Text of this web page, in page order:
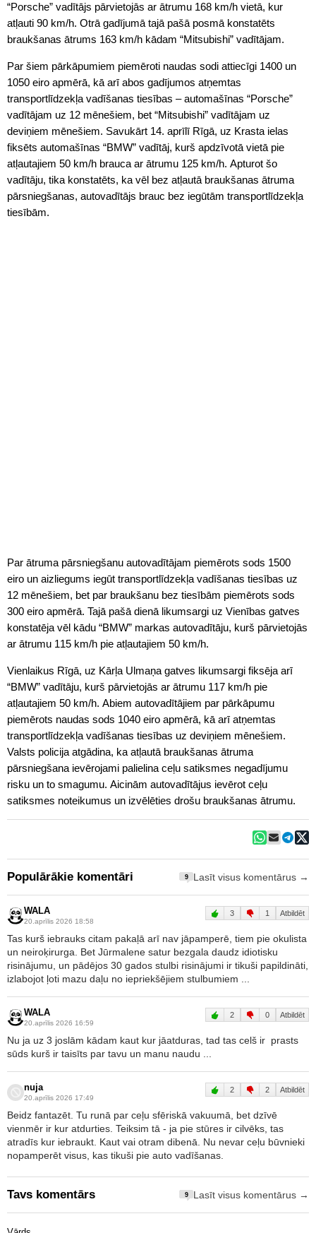
“Porsche” vadītājs pārvietojās ar ātrumu 168 km/h vietā, kur
atļauti 90 km/h. Otrā gadījumā tajā pašā posmā konstatēts
braukšanas ātrums 163 km/h kādam “Mitsubishi” vadītājam.
Par šiem pārkāpumiem piemēroti naudas sodi attiecīgi 1400 un
1050 eiro apmērā, kā arī abos gadījumos atņemtas
transportlīdzekļa vadīšanas tiesības – automašīnas “Porsche”
vadītājam uz 12 mēnešiem, bet “Mitsubishi” vadītājam uz
deviņiem mēnešiem. Savukārt 14. aprīlī Rīgā, uz Krasta ielas
fiksēts automašīnas “BMW” vadītāj, kurš apdzīvotā vietā pie
atļautajiem 50 km/h brauca ar ātrumu 125 km/h. Apturot šo
vadītāju, tika konstatēts, ka vēl bez atļautā braukšanas ātruma
pārsniegšanas, autovadītājs brauc bez iegūtām transportlīdzekļa
tiesībām.
Par ātruma pārsniegšanu autovadītājam piemērots sods 1500
eiro un aizliegums iegūt transportlīdzekļa vadīšanas tiesības uz
12 mēnešiem, bet par braukšanu bez tiesībām piemērots sods
300 eiro apmērā. Tajā pašā dienā likumsargi uz Vienības gatves
konstatēja vēl kādu “BMW” markas autovadītāju, kurš pārvietojās
ar ātrumu 115 km/h pie atļautajiem 50 km/h.
Vienlaikus Rīgā, uz Kārļa Ulmaņa gatves likumsargi fiksēja arī
“BMW” vadītāju, kurš pārvietojās ar ātrumu 117 km/h pie
atļautajiem 50 km/h. Abiem autovadītājiem par pārkāpumu
piemērots naudas sods 1040 eiro apmērā, kā arī atņemtas
transportlīdzekļa vadīšanas tiesības uz deviņiem mēnešiem.
Valsts policija atgādina, ka atļautā braukšanas ātruma
pārsniegšana ievērojami palielina ceļu satiksmes negadījumu
risku un to smagumu. Aicinām autovadītājus ievērot ceļu
satiksmes noteikumus un izvēlēties drošu braukšanas ātrumu.
Populārākie komentāri 9 Lasīt visus komentārus →
WALA
20.aprīlis 2026 18:58
3 1 Atbildēt
Tas kurš iebrauks citam pakaļā arī nav jāpamperē, tiem pie okulista
un neiroķirurga. Bet Jūrmalene satur bezgala daudz idiotisku
risinājumu, un pādējos 30 gados stulbi risinājumi ir tikuši papildināti,
izlabojot ļoti mazu daļu no iepriekšējiem stulbumiem ...
WALA
20.aprīlis 2026 16:59
2 0 Atbildēt
Nu ja uz 3 joslām kādam kaut kur jāatduras, tad tas celš ir prasts
sūds kurš ir taisīts par tavu un manu naudu ...
nuja
20.aprīlis 2026 17:49
2 2 Atbildēt
Beidz fantazēt. Tu runā par ceļu sfēriskā vakuumā, bet dzīvē
vienmēr ir kur atdurties. Teiksim tā - ja pie stūres ir cilvēks, tas
atradīs kur iebraukt. Kaut vai otram dibenā. Nu nevar ceļu būvnieki
nopamperēt visus, kas tikuši pie auto vadīšanas.
Tavs komentārs 9 Lasīt visus komentārus →